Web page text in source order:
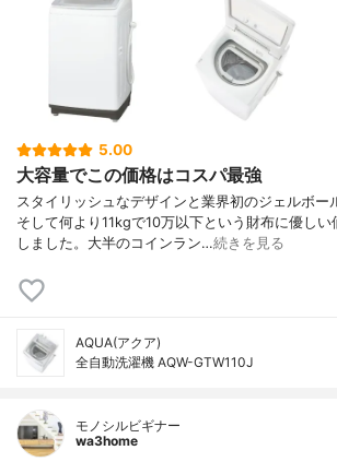
5.00
大容量でこの価格はコスパ最強
スタイリッシュなデザインと業界初のジェルボー
そして何より11kgで10万以下という財布に優しい
しました。大半のコインラン…続きを見る
AQUA(アクア)
全自動洗濯機 AQW-GTW110J
モノシルビギナー
wa3home